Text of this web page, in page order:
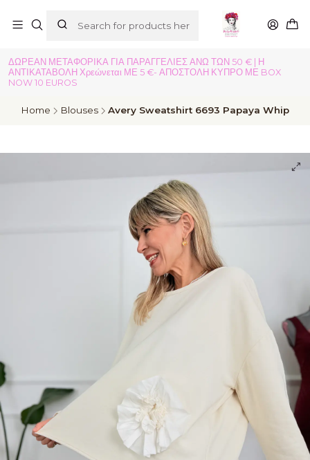
ΔΩΡΕΑΝ ΜΕΤΑΦΟΡΙΚΑ ΓΙΑ ΠΑΡΑΓΓΕΛΙΕΣ ΑΝΩ ΤΩΝ 50 € | Η
ΑΝΤΙΚΑΤΑΒΟΛΗ Χρεώνεται ΜΕ 5 €- ΑΠΟΣΤΟΛΗ ΚΥΠΡΟ ΜΕ BOX
NOW 10 EUROS
Home Blouses Avery Sweatshirt 6693 Papaya Whip